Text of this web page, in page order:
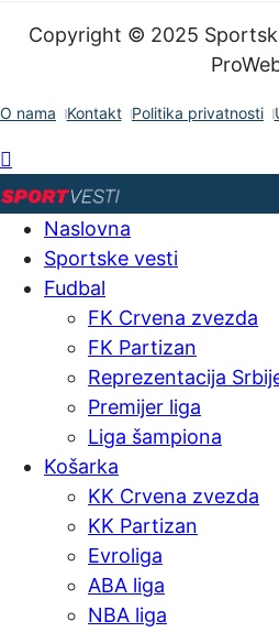
Copyright © 2025
O nama Kontakt Politika privatnosti
Naslovna
Sportske vesti
Fudbal
FK Crvena zvezda
FK Partizan
Reprezentacija
Premijer liga
Liga šampiona
Košarka
KK Crvena zvezda
KK Partizan
Evroliga
ABA liga
NBA liga